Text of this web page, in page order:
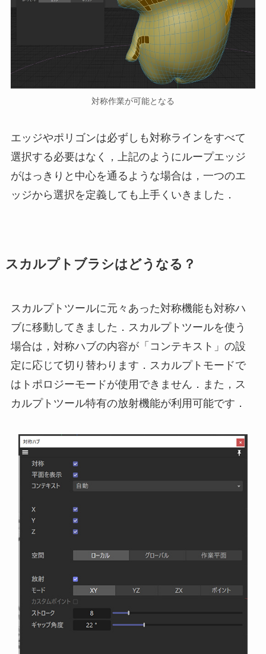
対称作業が可能となる
エッジやポリゴンは必ずしも対称ラインをすべて
選択する必要はなく，上記のようにループエッジ
がはっきりと中心を通るような場合は，一つのエ
ッジから選択を定義しても上手くいきました．
スカルプトブラシはどうなる？
スカルプトツールに元々あった対称機能も対称ハ
ブに移動してきました．スカルプトツールを使う
場合は，対称ハブの内容が「コンテキスト」の設
定に応じて切り替わります．スカルプトモードで
はトポロジーモードが使用できません．また，ス
カルプトツール特有の放射機能が利用可能です．